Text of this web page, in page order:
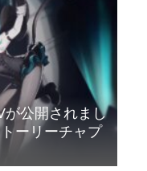
が公開されまし
ーリーチャプ